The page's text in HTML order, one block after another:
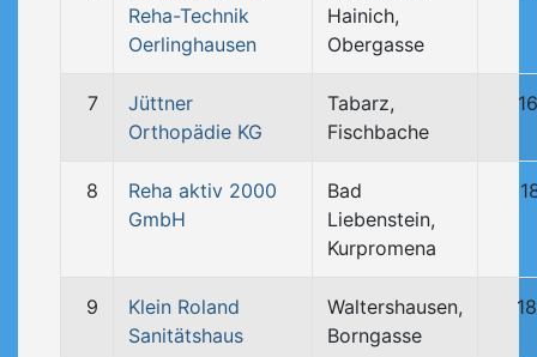
Reha-Technik
Oerlinghausen
Hainich,
Obergasse
7
Jüttner
Orthopädie KG
Tabarz,
Fischbache
8
Reha aktiv 2000
GmbH
Bad
Liebenstein,
Kurpromena
9
Klein Roland
Sanitätshaus
Waltershausen,
Borngasse